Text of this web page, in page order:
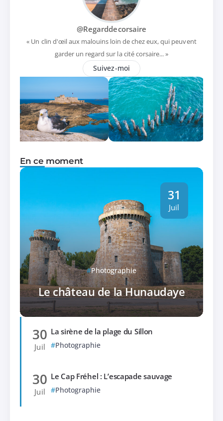
@Regarddecorsaire
« Un clin d'œil aux malouins loin de chez eux, qui peuvent
garder un regard sur la cité corsaire... »
Suivez-moi
En ce moment
Photographie
Le château de la Hunaudaye
31
Juil
30
Juil
La sirène de la plage du Sillon
Photographie
30
Juil
Le Cap Fréhel : L’escapade sauvage
Photographie